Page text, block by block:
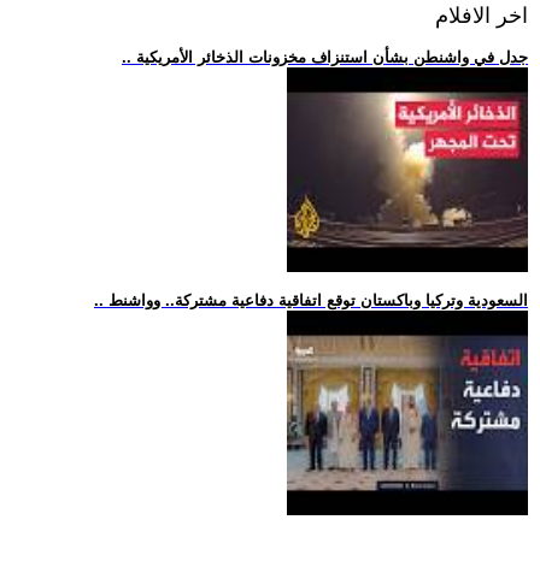
اخر الافلام
.. جدل في واشنطن بشأن استنزاف مخزونات الذخائر الأمريكية
.. السعودية وتركيا وباكستان توقع اتفاقية دفاعية مشتركة.. وواشنط